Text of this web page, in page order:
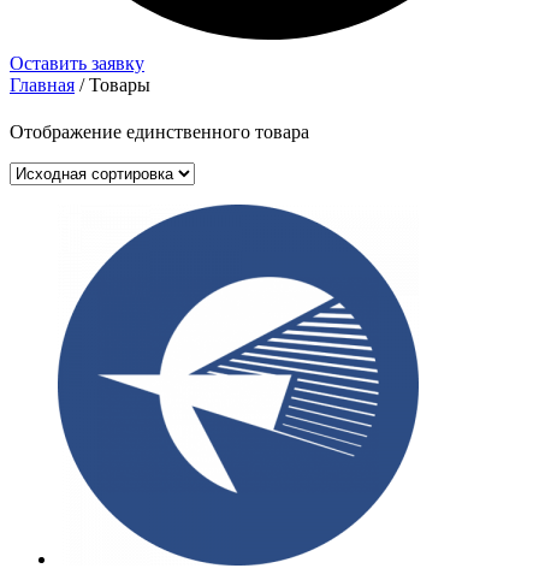
Оставить заявку
Главная / Товары
Отображение единственного товара